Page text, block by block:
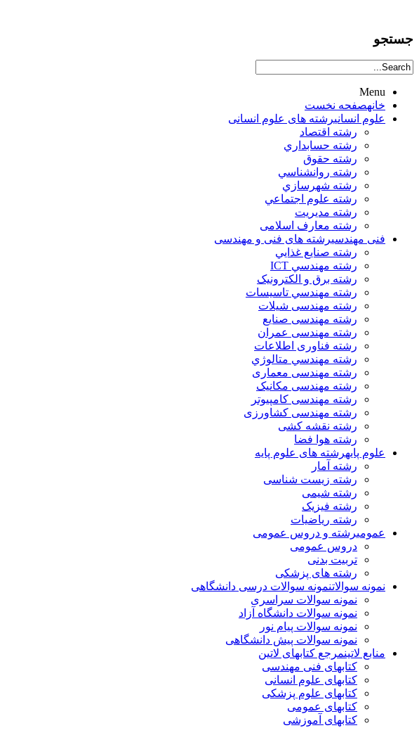
جستجو
Menu
خانهصفحه نخست
علوم انسانيرشته های علوم انسانی
رشته اقتصاد
رشته حسابداري
رشته حقوق
رشته روانشناسي
رشته شهرسازي
رشته علوم اجتماعي
رشته مديريت
رشته معارف اسلامی
فنی مهندسیرشته های فنی و مهندسی
رشته صنايع غذايي
رشته مهندسي ICT
رشته برق و الکترونيک
رشته مهندسي تاسيسات
رشته مهندسی شیلات
رشته مهندسی صنایع
رشته مهندسی عمران
رشته فناوری اطلاعات
رشته مهندسي متالوژي
رشته مهندسی معماری
رشته مهندسی مکانیک
رشته مهندسی کامپیوتر
رشته مهندسی کشاورزی
رشته نقشه کشی
رشته هوا فضا
علوم پایهرشته های علوم پایه
رشته آمار
رشته زیست شناسی
رشته شیمی
رشته فیزیک
رشته ریاضیات
عمومیرشته و دروس عمومی
دروس عمومی
تربیت بدنی
رشته های پزشکی
نمونه سوالاتنمونه سوالات درسی دانشگاهی
نمونه سوالات سراسری
نمونه سوالات دانشگاه آزاد
نمونه سوالات پیام نور
نمونه سوالات پیش دانشگاهی
منابع لاتینمرجع کتابهای لاتین
کتابهای فنی مهندسی
کتابهای علوم انسانی
کتابهای علوم پزشکی
کتابهای عمومی
کتابهای آموزشی